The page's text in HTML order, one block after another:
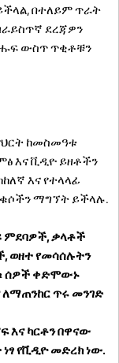
በተለይም ጥራት
ደረጃዎን
ውስጥ ጥቂቶቹን
ከመስመዓቱ
እና ቪዲዮ ይዘቶችን
እና የተላላፊ
ማግኘት ይችላሉ.
ምደባዎች, ቃላቶች
ወዘተ የመሳሰሉትን
ሰዎች ቀድሞውኑ
ለማጠንከር ጥሩ መንገድ
እና ካርቶን በዋናው
የቪዲዮ መድረክ ነው.